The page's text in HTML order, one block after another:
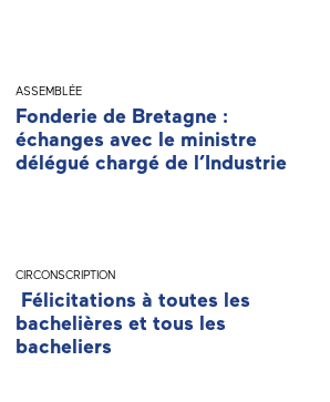
ASSEMBLÉE
Fonderie de Bretagne :
échanges avec le ministre
délégué chargé de l’Industrie
CIRCONSCRIPTION
Félicitations à toutes les
bachelières et tous les
bacheliers